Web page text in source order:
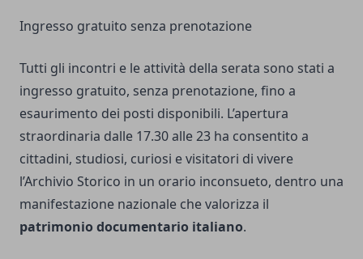
Ingresso gratuito senza prenotazione
Tutti gli incontri e le attività della serata sono stati a
ingresso gratuito, senza prenotazione, fino a
esaurimento dei posti disponibili. L’apertura
straordinaria dalle 17.30 alle 23 ha consentito a
cittadini, studiosi, curiosi e visitatori di vivere
l’Archivio Storico in un orario inconsueto, dentro una
manifestazione nazionale che valorizza il
patrimonio documentario italiano.